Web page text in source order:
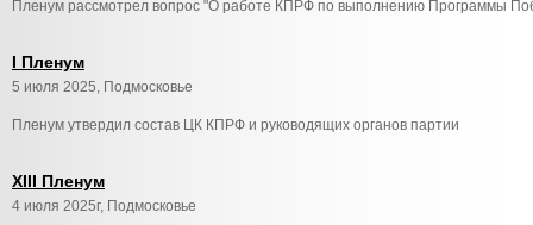
Пленум рассмотрел вопрос "О работе КПРФ по выполнению Программы
I Пленум
5 июля 2025, Подмосковье
Пленум утвердил состав ЦК КПРФ и руководящих органов партии
ХIII Пленум
4 июля 2025г, Подмосковье